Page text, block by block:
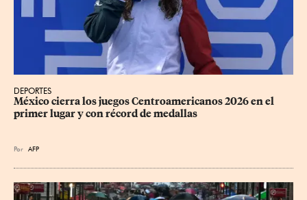
DEPORTES
México cierra los juegos Centroamericanos 2026 en el
primer lugar y con récord de medallas
Por AFP